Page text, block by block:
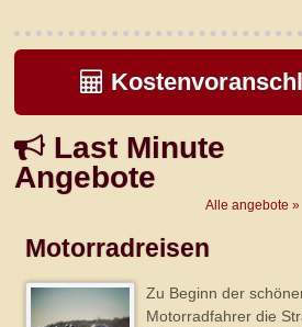
Last Minute
Angebote
Alle angebote »
Motorradreisen
Zu Beginn der
Motorradfahrer die